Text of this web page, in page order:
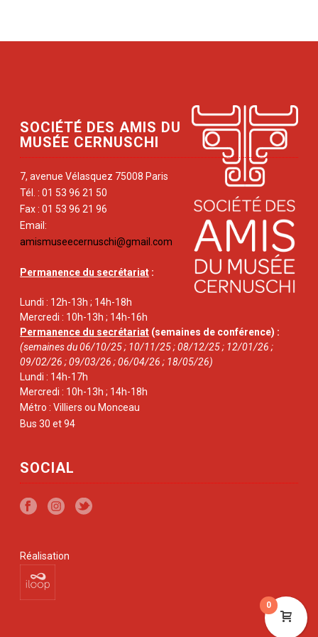
SOCIÉTÉ DES AMIS DU
MUSÉE CERNUSCHI
7, avenue Vélasquez 75008 Paris
Tél. : 01 53 96 21 50
Fax : 01 53 96 21 96
Email:
amismuseecernuschi@gmail.com
Permanence du secrétariat :
Lundi : 12h-13h ; 14h-18h
Mercredi : 10h-13h ; 14h-16h
Permanence du secrétariat (semaines de conférence) :
(semaines du 06/10/25 ; 10/11/25 ; 08/12/25 ; 12/01/26 ;
09/02/26 ; 09/03/26 ; 06/04/26 ; 18/05/26)
Lundi : 14h-17h
Mercredi : 10h-13h ; 14h-18h
Métro : Villiers ou Monceau
Bus 30 et 94
SOCIAL
Réalisation
0